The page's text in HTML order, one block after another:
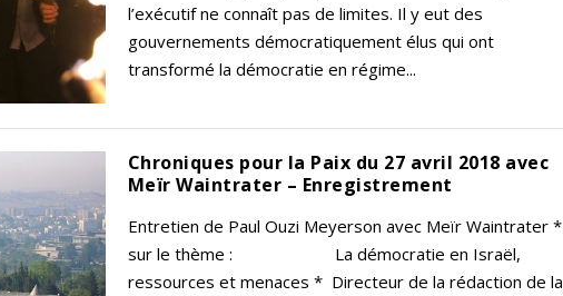
l’exécutif ne connaît pas de limites. Il y eut des
gouvernements démocratiquement élus qui ont
transformé la démocratie en régime...
Chroniques pour la Paix du 27 avril 2018 avec
Meïr Waintrater – Enregistrement
Entretien de Paul Ouzi Meyerson avec Meïr Waintrater *
sur le thème : La démocratie en Israël,
ressources et menaces * Directeur de la rédaction de la